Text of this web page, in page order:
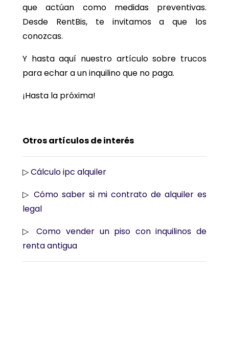
que actúan como medidas preventivas.
Desde RentBis, te invitamos a que los
conozcas.
Y hasta aquí nuestro artículo sobre trucos
para echar a un inquilino que no paga.
¡Hasta la próxima!
Otros artículos de interés
▷Cálculo ipc alquiler
▷ Cómo saber si mi contrato de alquiler es
legal
▷Como vender un piso con inquilinos de
renta antigua